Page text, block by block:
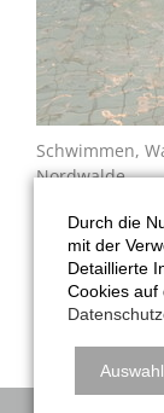
Schwimmen,
Nordwalde.
Bewegung im
Fitness an.
Durch die
mit der
Detaillierte
Cookies auf